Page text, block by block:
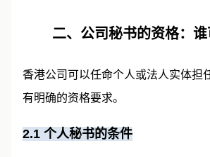
二、公司秘书的资格：
香港公司可以任命个人或法人实体担
有明确的资格要求。
2.1 个人秘书的条件